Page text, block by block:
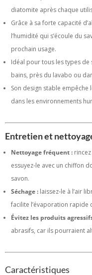
diatomite après chaque
Grâce à sa forte capacité
l’humidité qui s’écoule du
prochain usage.
Idéal pour tous les types de
bains, près du lavabo ou
Son design stable empêche
dans les environnements
Entretien et
Nettoyage fréquent :
essuyez‑le avec un chiffon
savon.
Séchage : laissez‑le à l’air
facilite l’évaporation rapide
Évitez les produits
abrasifs, car ils pourraient
Caractéristiques